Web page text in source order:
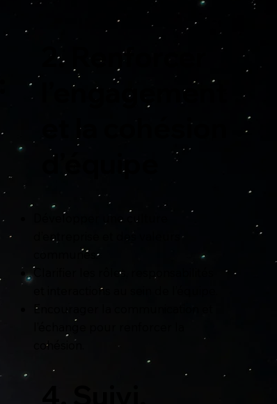
2. Renforcer
l’engagement
et la cohésion
d’équipe
Développer une culture
d’entreprise et des valeurs
communes.
Clarifier les rôles, responsabilités
et interactions au sein de l’équipe.
Encourager la communication et
cohésion.